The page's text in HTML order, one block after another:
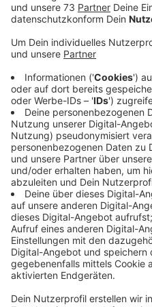
Veröffentlicht:Dienstag,
Anzeige
Ende November soll
Anzeige
Nach Angaben der Stadt
breiter gemacht und neue
werden.
Dafür müssen zeitweise
werden. Die Arbeiten
Bauabschnitten und
November beendet sein.
werden solange